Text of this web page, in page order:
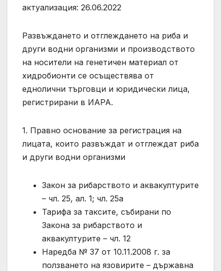
актуализация: 26.06.2022
Развъждането и отглеждането на риба и
други водни организми и производството
на носители на генетичен материал от
хидробионти се осъществява от
еднолични търговци и юридически лица,
регистрирани в ИАРА.
1. Правно основание за регистрация на
лицата, които развъждат и отглеждат риба
и други водни организми
Закон за рибарството и аквакултурите
– чл. 25, ал. 1; чл. 25а
Тарифа за таксите, събирани по
Закона за рибарството и
аквакултурите – чл. 12
Наредба № 37 от 10.11.2008 г. за
ползването на язовирите – държавна